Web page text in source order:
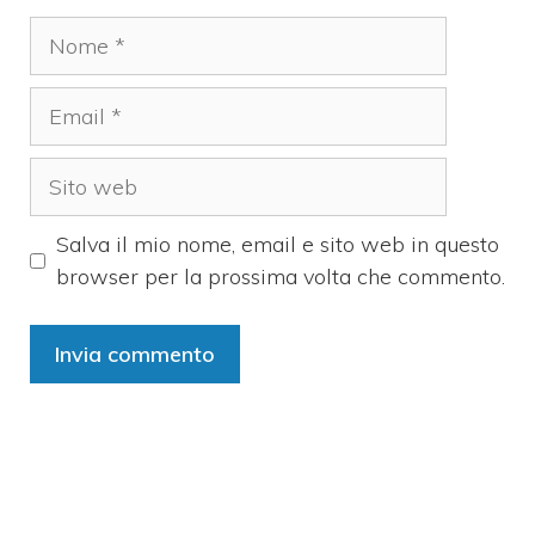
Salva il mio nome, email e sito web in questo
browser per la prossima volta che commento.